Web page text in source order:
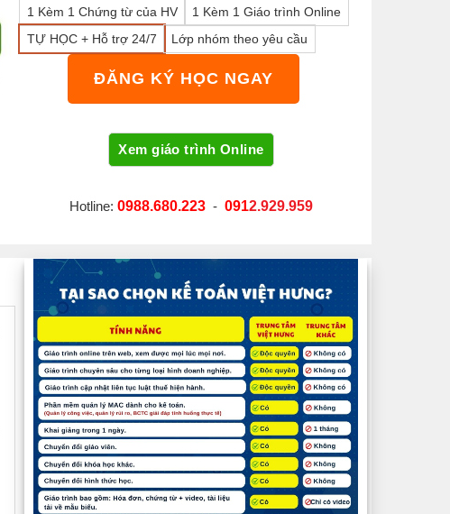
1 Kèm 1 Chứng từ của HV
1 Kèm 1 Giáo trình Online
TỰ HỌC + Hỗ trợ 24/7
Lớp nhóm theo yêu cầu
ĐĂNG KÝ HỌC NGAY
Hotline: 0988.680.223 - 0912.929.959